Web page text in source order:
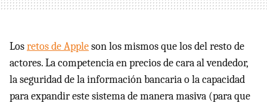
Losretos de Appleson los mismos que los del resto de
actores. La competencia en precios de cara al vendedor,
la seguridad de la información bancaria o la capacidad
para expandir este sistema de manera masiva (para que